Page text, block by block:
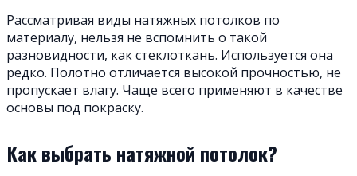
Рассматривая виды натяжных потолков по
материалу, нельзя не вспомнить о такой
разновидности, как стеклоткань. Используется она
редко. Полотно отличается высокой прочностью, не
пропускает влагу. Чаще всего применяют в качестве
основы под покраску.
Как выбрать натяжной потолок?